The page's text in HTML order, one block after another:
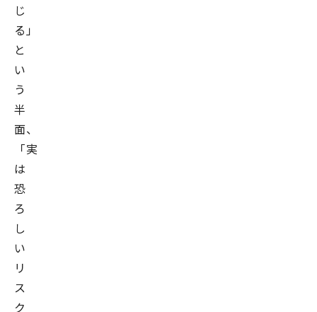
じ
る」
と
い
う
半
面、
「実
は
恐
ろ
し
い
リ
ス
ク